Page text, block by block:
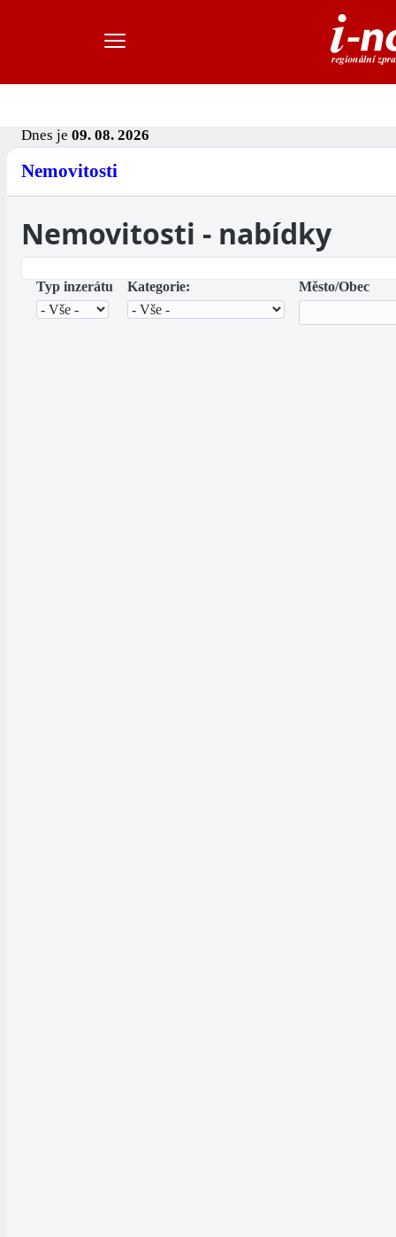
Dnes je 09. 08. 2026
Nemovitosti
Nemovitosti - nabídky
Typ inzerátu Kategorie: Město/Obec